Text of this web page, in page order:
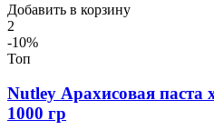
Добавить в корзину
2
-10%
Топ
Nutley Арахисовая паста
1000 гр